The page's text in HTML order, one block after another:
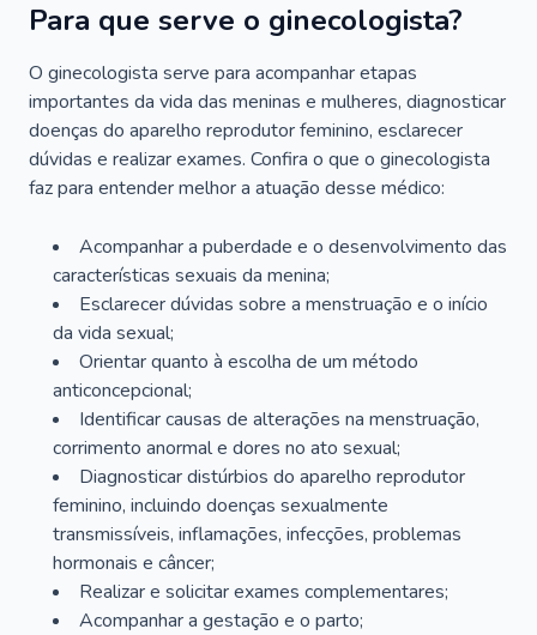
Para que serve o ginecologista?
O ginecologista serve para acompanhar etapas
importantes da vida das meninas e mulheres, diagnosticar
doenças do aparelho reprodutor feminino, esclarecer
dúvidas e realizar exames. Confira o que o ginecologista
faz para entender melhor a atuação desse médico:
Acompanhar a puberdade e o desenvolvimento das
características sexuais da menina;
Esclarecer dúvidas sobre a menstruação e o início
da vida sexual;
Orientar quanto à escolha de um método
anticoncepcional;
Identificar causas de alterações na menstruação,
corrimento anormal e dores no ato sexual;
Diagnosticar distúrbios do aparelho reprodutor
feminino, incluindo doenças sexualmente
transmissíveis, inflamações, infecções, problemas
hormonais e câncer;
Realizar e solicitar exames complementares;
Acompanhar a gestação e o parto;